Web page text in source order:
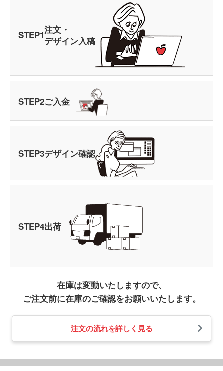
STEP1注文・
デザイン入稿
STEP2ご入金
STEP3デザイン確認
STEP4出荷
在庫は変動いたしますので、
ご注文前に在庫のご確認をお願いいたします。
注文の流れを詳しく見る